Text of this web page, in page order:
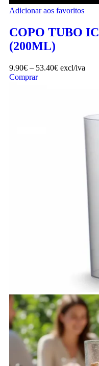
Adicionar aos favoritos
COPO TUBO
(200ML)
9.90€ – 53.40€ excl/iva
Comprar